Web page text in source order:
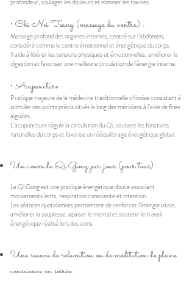
• Chi Nei Tsang (massage du ventre) :
Massage profond des organes internes, centré sur l’abdomen,
considéré comme le centre émotionnel et énergétique du corps.
Il aide à libérer les tensions physiques et émotionnelles, améliorer la
digestion et favoriser une meilleure circulation de l’énergie interne.
• Acupuncture :
Pratique majeure de la médecine traditionnelle chinoise consistant à
stimuler des points précis situés le long des méridiens à l’aide de fines
aiguilles.
L’acupuncture régule la circulation du Qi, soutient les fonctions
naturelles du corps et favorise un rééquilibrage énergétique global.
Un cours de Qi Gong par jour (pour tous) :
Le Qi Gong est une pratique énergétique douce associant
mouvements lents, respiration consciente et intention.
Les séances quotidiennes permettent de renforcer l’énergie vitale,
améliorer la souplesse, apaiser le mental et soutenir le travail
énergétique réalisé lors des soins.
Une séance de relaxation ou de méditation de pleine
conscience en soirée :